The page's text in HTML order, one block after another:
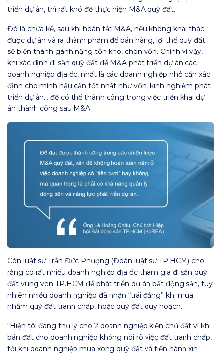
triển dự án, thì rất khó để thực hiện M&A quỹ đất.
Đó là chưa kể, sau khi hoàn tất M&A, nếu không khai thác
được dự án và ra thành phẩm để bán hàng, lợi thế quỹ đất
sẽ biến thành gánh nặng tồn kho, chôn vốn. Chính vì vậy,
khi xác định đi săn quỹ đất để M&A phát triển dự án các
doanh nghiệp địa ốc, nhất là các doanh nghiệp nhỏ cần xác
định cho mình hậu cần tốt nhất như vốn, kinh nghiệm phát
triển dự án… để có thể thành công trong việc triển khai dự
án thành công sau M&A.
Còn luật sư Trần Đức Phượng (Đoàn luật sư TP.HCM) cho
rằng có rất nhiều doanh nghiệp địa ốc tham gia đi săn quỹ
đất vùng ven TP.HCM để phát triển dự án bất động sản, tuy
nhiên nhiều doanh nghiệp đã nhận “trái đắng” khi mua
nhầm quỹ đất tranh chấp, hoặc quỹ đất quy hoạch.
“Hiện tôi đang thụ lý cho 2 doanh nghiệp kiện chủ đất vì khi
bán đất cho doanh nghiệp không nói rõ việc đất tranh chấp,
tới khi doanh nghiệp mua xong quỹ đất và tiến hành xin